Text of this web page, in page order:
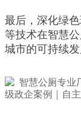
最后，深化绿
等技术在智慧
城市的可持续发